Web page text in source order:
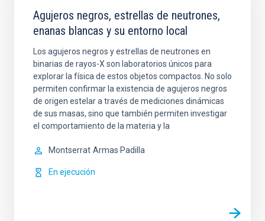
Agujeros negros, estrellas de neutrones,
enanas blancas y su entorno local
Los agujeros negros y estrellas de neutrones en
binarias de rayos-X son laboratorios únicos para
explorar la física de estos objetos compactos. No solo
permiten confirmar la existencia de agujeros negros
de origen estelar a través de mediciones dinámicas
de sus masas, sino que también permiten investigar
el comportamiento de la materia y la
Montserrat Armas Padilla
En ejecución